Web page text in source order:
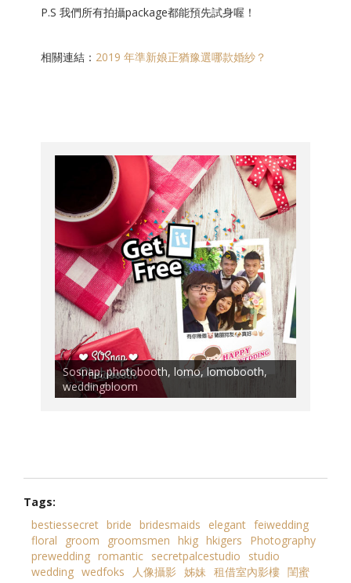
P.S 我們所有拍攝package都能預先試身喔！
相關連結： 2019 年準新娘正猶豫選哪款婚紗？
Sosnap, photobooth, lomo, lomobooth,
weddingbloom
Tags:
bestiessecret bride bridesmaids elegant feiwedding
floral
groom groomsmen hkig hkigers
Photography
prewedding romantic secretpalcestudio
studio
wedding wedfoks 人像攝影 姊妹 租借室內影樓 閨蜜